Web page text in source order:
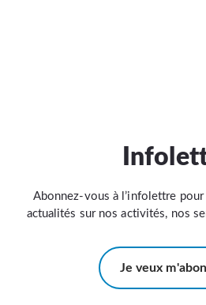
Abonnez-vous à l’infolettre
actualités sur nos activités, nos
Je veux